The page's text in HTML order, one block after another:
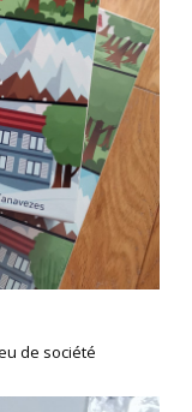
de société